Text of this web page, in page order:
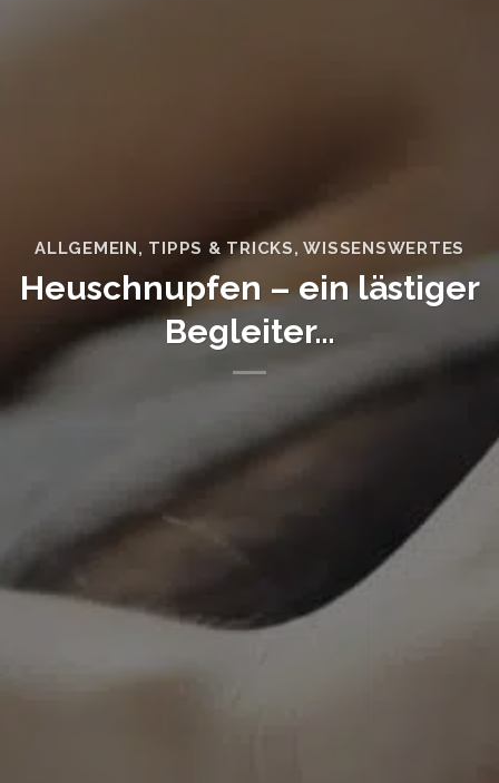
ALLGEMEIN, TIPPS & TRICKS,WISSENSWERTES
Heuschnupfen – ein lästiger
Begleiter…